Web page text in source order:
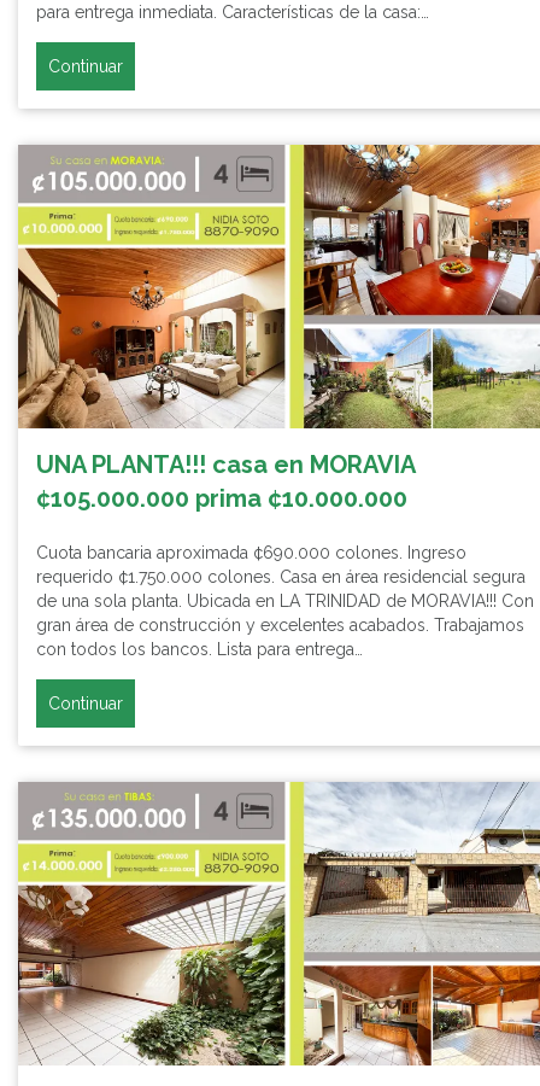
para entrega inmediata. Características de la casa:…
Continuar
UNA PLANTA!!! casa en MORAVIA
¢105.000.000 prima ¢10.000.000
Cuota bancaria aproximada ¢690.000 colones. Ingreso
requerido ¢1.750.000 colones. Casa en área residencial segura
de una sola planta. Ubicada en LA TRINIDAD de MORAVIA!!! Con
gran área de construcción y excelentes acabados. Trabajamos
con todos los bancos. Lista para entrega…
Continuar